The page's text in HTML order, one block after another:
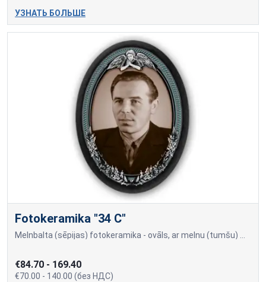
УЗНАТЬ БОЛЬШЕ
Fotokeramika "34 C"
Melnbalta (sēpijas) fotokeramika - ovāls, ar melnu (tumšu) maliņu, dažādi izmēri: 9x12cm=70,00; 10x15cm=80,00; 13x18cm=90,00; 18x24cm=140,00 Cena var mainīties, ja papildu
€84.70 - 169.40
€70.00 - 140.00 (без НДС)